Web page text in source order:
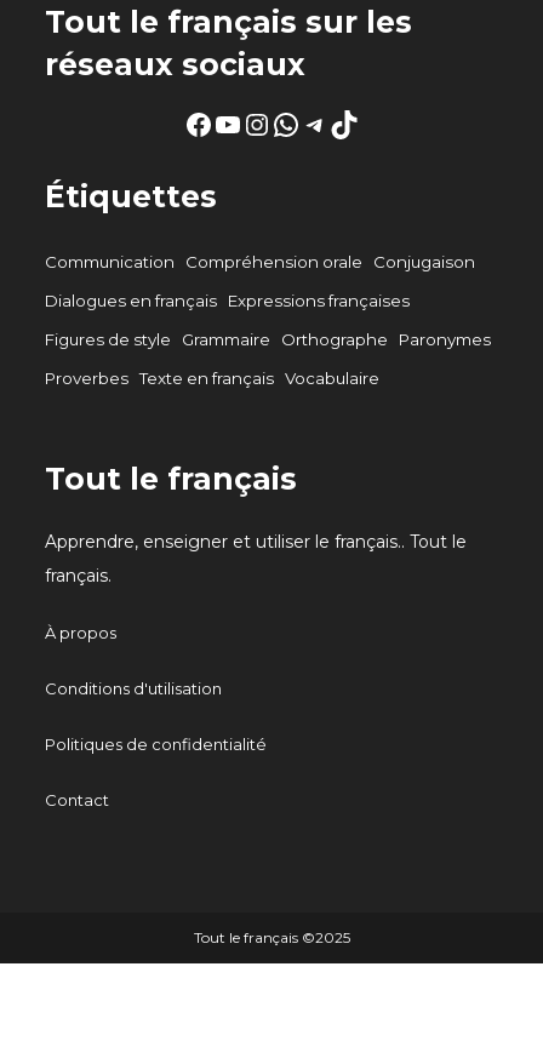
Tout le français sur les
réseaux sociaux
Facebook
YouTube
Instagram
WhatsApp
Telegram
TikTok
Étiquettes
Communication Compréhension orale
Conjugaison
Dialogues en français
Expressions françaises
Figures de style
Grammaire Orthographe
Paronymes
Proverbes Texte en français Vocabulaire
Tout le français
Apprendre, enseigner et utiliser le français.. Tout le
français.
À propos
Conditions d'utilisation
Politiques de confidentialité
Contact
Tout le français ©️2025